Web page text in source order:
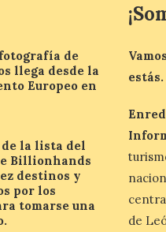
de
llega desde la
Europeo en
de la lista del
Billionhands
destinos y
por los
tomarse una
estás.
de